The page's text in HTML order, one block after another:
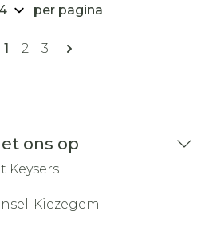
Pagina's
U lees momenteel pagina
1 Pagina
2 Pagina
3
per pagina
ons op
Keysers
Kiezegem